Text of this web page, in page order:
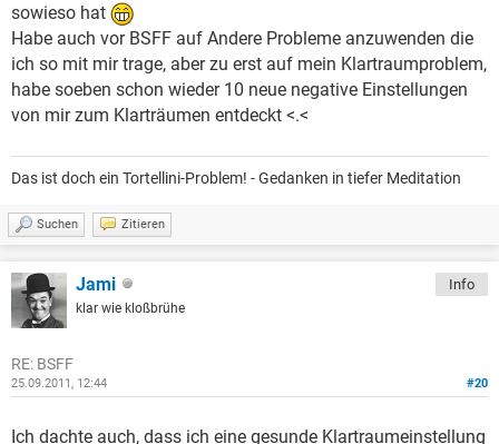
sowieso hat
Habe auch vor BSFF auf Andere Probleme anzuwenden die
ich so mit mir trage, aber zu erst auf mein Klartraumproblem,
habe soeben schon wieder 10 neue negative Einstellungen
von mir zum Klarträumen entdeckt <.<
Das ist doch ein Tortellini-Problem! - Gedanken in tiefer Meditation
Suchen Zitieren
Jami
klar wie kloßbrühe
Info
RE: BSFF
#20
25.09.2011, 12:44
Ich dachte auch, dass ich eine gesunde Klartraumeinstellung